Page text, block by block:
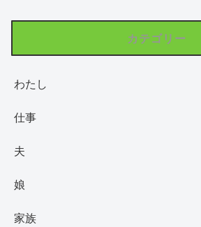
カテゴリー
わたし
仕事
夫
娘
家族